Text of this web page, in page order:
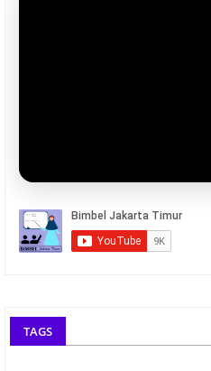
TAGS